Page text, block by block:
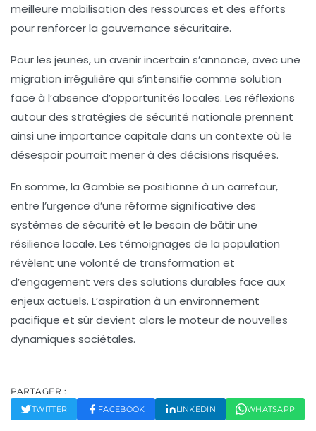
meilleure mobilisation des ressources et des efforts
pour renforcer la gouvernance sécuritaire.
Pour les jeunes, un avenir incertain s’annonce, avec une
migration irrégulière qui s’intensifie comme solution
face à l’absence d’opportunités locales. Les réflexions
autour des stratégies de sécurité nationale prennent
ainsi une importance capitale dans un contexte où le
désespoir pourrait mener à des décisions risquées.
En somme, la Gambie se positionne à un carrefour,
entre l’urgence d’une réforme significative des
systèmes de sécurité et le besoin de bâtir une
résilience locale. Les témoignages de la population
révèlent une volonté de transformation et
d’engagement vers des solutions durables face aux
enjeux actuels. L’aspiration à un environnement
pacifique et sûr devient alors le moteur de nouvelles
dynamiques sociétales.
PARTAGER :
TWITTER FACEBOOK LINKEDIN WHATSAPP